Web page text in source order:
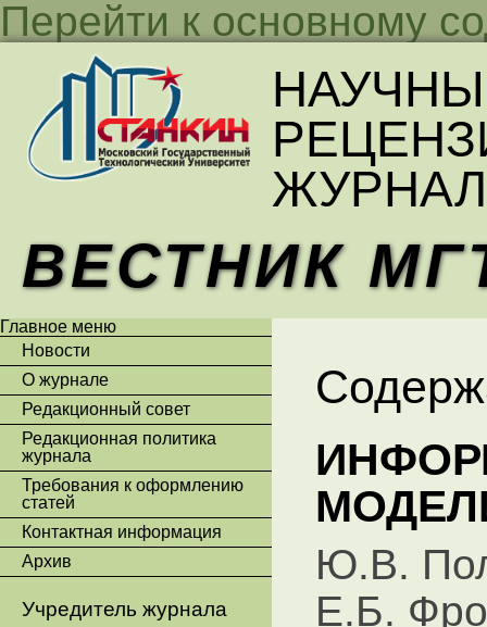
Перейти к основному
ЖУРНАЛ
ВЕСТНИК
Главное меню
Новости
О журнале
Редакционный совет
Редакционная политика
журнала
Требования к оформлению
статей
Контактная информация
Архив
Учредитель журнала
Ю.В.
Е.Б.